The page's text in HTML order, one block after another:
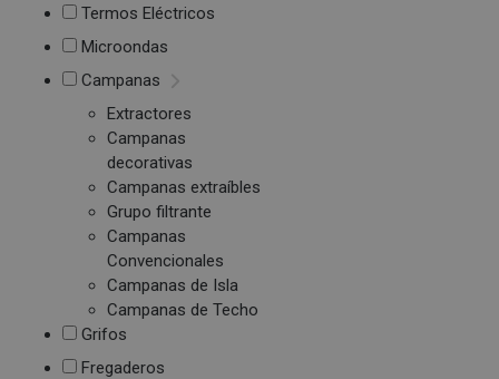
Termos Eléctricos
Microondas
Campanas
Extractores
Campanas
decorativas
Campanas extraíbles
Grupo filtrante
Campanas
Convencionales
Campanas de Isla
Campanas de Techo
Grifos
Fregaderos